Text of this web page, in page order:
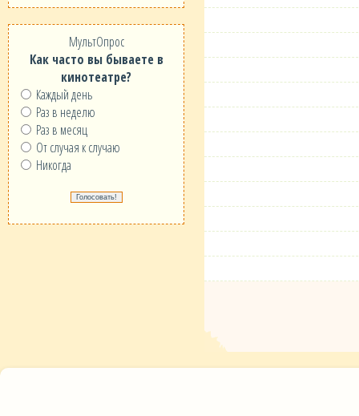
МультОпрос
Как часто вы бываете в
кинотеатре?
Каждый день
Раз в неделю
Раз в месяц
От случая к случаю
Никогда